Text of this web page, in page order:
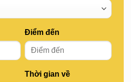
Điểm đến
Thời gian về